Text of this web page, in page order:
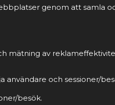
genom att samla
mätning av
användare och sessioner/
besök.